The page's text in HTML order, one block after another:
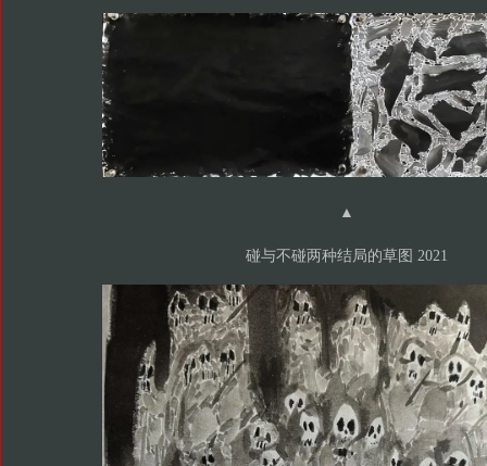
▲
碰与不碰两种结局的草图 2021